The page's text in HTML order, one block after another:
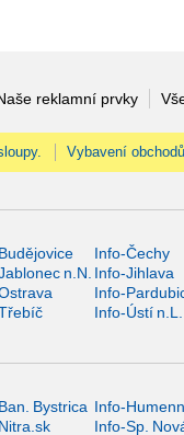
reklamní prvky
Vybavení obchodů
Info-Čechy
n.N. Info-Jihlava
Info-
Info-Ústí n.L.
Bystrica Info-
Info-Sp.